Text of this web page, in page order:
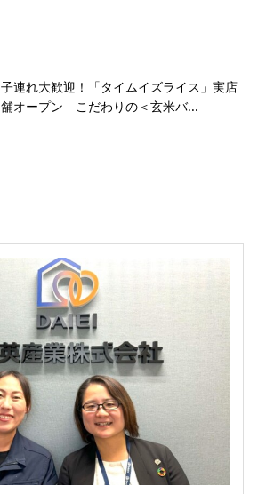
子連れ大歓迎！「タイムイズライス」実店
舗オープン こだわりの＜玄米バ...